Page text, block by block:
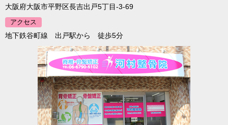
大阪府大阪市平野区長吉出戸5丁目-3-69
アクセス
地下鉄谷町線 出戸駅から 徒歩5分